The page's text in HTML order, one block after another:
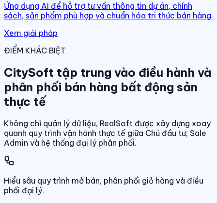
Ứng dụng AI để hỗ trợ tư vấn thông tin dự án, chính
sách, sản phẩm phù hợp và chuẩn hóa tri thức bán hàng.
Xem giải pháp
ĐIỂM KHÁC BIỆT
CitySoft tập trung vào điều hành và
phân phối bán hàng bất động sản
thực tế
Không chỉ quản lý dữ liệu, RealSoft được xây dựng xoay
quanh quy trình vận hành thực tế giữa Chủ đầu tư, Sale
Admin và hệ thống đại lý phân phối.
Hiểu sâu quy trình mở bán, phân phối giỏ hàng và điều
phối đại lý.